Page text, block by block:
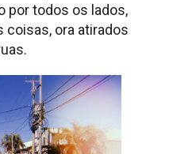
por todos os lados,
coisas, ora atirados